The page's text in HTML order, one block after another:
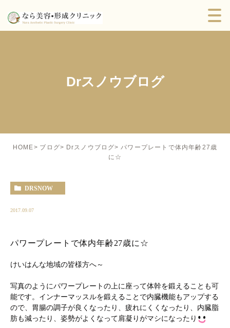
Drスノウブログ
HOME ブログ Drスノウブログ
パワープレートで体内年齢27歳
に☆
DRSNOW
2017.09.07
パワープレートで体内年齢27歳に☆
けいはんな地域の皆様方へ～
写真のようにパワープレートの上に座って体幹を鍛えることも可
能です。インナーマッスルを鍛えることで内臓機能もアップする
ので、胃腸の調子が良くなったり、疲れにくくなったり、内臓脂
肪も減ったり、姿勢がよくなって肩凝りがマシになったり